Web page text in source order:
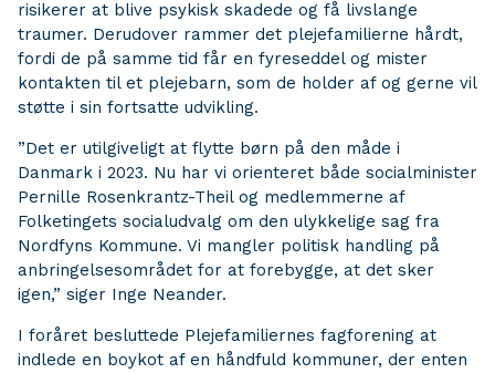
risikerer at blive psykisk skadede og få livslange
traumer. Derudover rammer det plejefamilierne hårdt,
fordi de på samme tid får en fyreseddel og mister
kontakten til et plejebarn, som de holder af og gerne vil
støtte i sin fortsatte udvikling.
”Det er utilgiveligt at flytte børn på den måde i
Danmark i 2023. Nu har vi orienteret både socialminister
Pernille Rosenkrantz-Theil og medlemmerne af
Folketingets socialudvalg om den ulykkelige sag fra
Nordfyns Kommune. Vi mangler politisk handling på
anbringelsesområdet for at forebygge, at det sker
igen,” siger Inge Neander.
I foråret besluttede Plejefamiliernes fagforening at
indlede en boykot af en håndfuld kommuner, der enten